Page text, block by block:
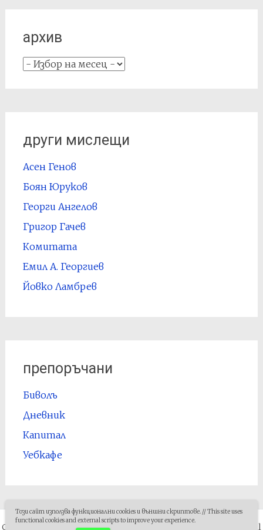
Този сайт използва функционални cookies и външни скриптове. // This site uses
functional cookies and external scripts to improve your experience.
архив
архив
други мислещи
Асен Генов
Боян Юруков
Георги Ангелов
Григор Гачев
Комитата
Емил А. Георгиев
Йовко Ламбрев
препоръчани
Биволъ
Дневник
Капитал
Уебкафе
Copyright © 2007-2026Красимир Гаджоков: Проницания . All